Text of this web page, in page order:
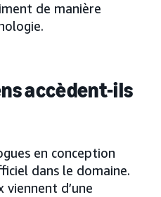
de manière
accèdent-ils
en conception
dans le domaine.
viennent d’une